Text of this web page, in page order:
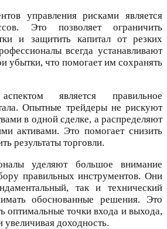
управления рисками является
Это позволяет ограничить
и защитить капитал от резких
всегда устанавливают
убытки, что помогает им сохранять
является правильное
Опытные трейдеры не рискуют
в одной сделке, а распределяют
активами. Это помогает снизить
результаты торговли.
уделяют большое внимание
правильных инструментов. Они
так и технический
обоснованные решения. Это
оптимальные точки входа и выхода,
доходность.